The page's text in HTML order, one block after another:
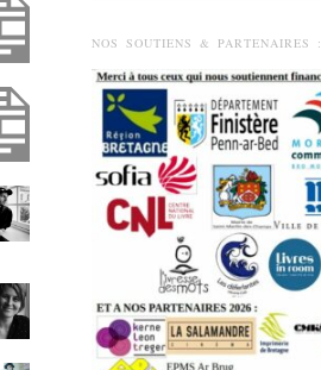
NOS SOUTIENS & PARTENAIRES :